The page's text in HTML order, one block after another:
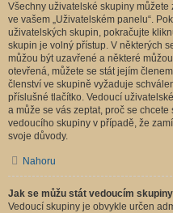
Všechny uživatelské skupiny můžete
ve vašem „Uživatelském panelu“.
uživatelských skupin, pokračujte
skupin je volný přístup. V některých
můžou být uzavřené a některé
otevřená, můžete se stát jejím
členství ve skupině vyžaduje
příslušné tlačítko. Vedoucí
a může se vás zeptat, proč se
vedoucího skupiny v případě, že
svoje důvody.
Nahoru
Jak se můžu stát vedoucím
Vedoucí skupiny je obvykle určen